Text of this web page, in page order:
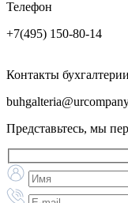
Телефон
+7(495) 150-80-14
Контакты бухгалтерии
Представьтесь, мы